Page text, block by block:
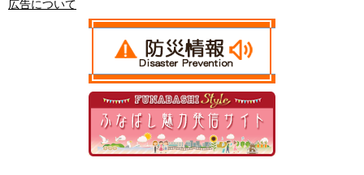
広告について